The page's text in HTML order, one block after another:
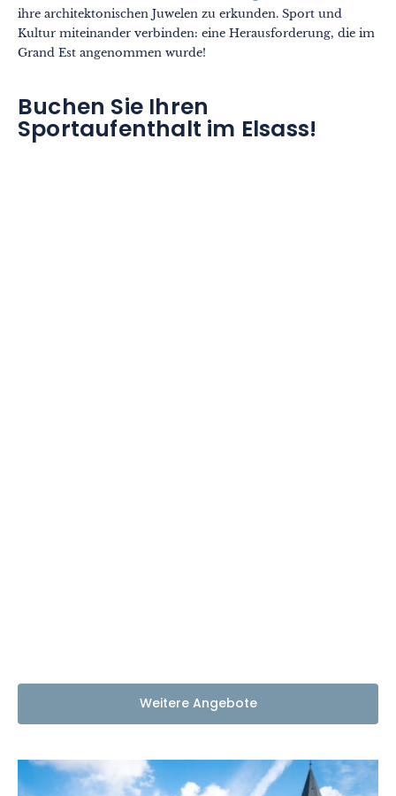
ihre architektonischen Juwelen zu erkunden. Sport und
Kultur miteinander verbinden: eine Herausforderung, die im
Grand Est angenommen wurde!
Buchen Sie Ihren
Sportaufenthalt im Elsass!
Weitere Angebote